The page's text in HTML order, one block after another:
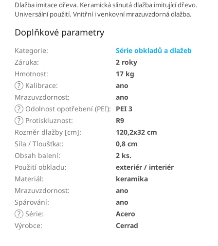
Dlažba imitace dřeva. Keramická slinutá dlažba imitující dřevo.
Universální použití. Vnitřní i venkovní mrazuvzdorná dlažba.
Doplňkové parametry
Kategorie:
Série obkladů a dlažeb
Záruka:
2 roky
Hmotnost:
17 kg
? Kalibrace:
ano
Mrazuvzdornost:
ano
? Odolnost opotřebení (PEI):
PEI 3
? Protiskluznost:
R9
Rozměr dlažby [cm]:
120,2x32 cm
Síla / Tloušťka::
0,8 cm
Obsah balení:
2 ks.
Použití obkladu:
exteriér / interiér
Materiál:
keramika
Mrazuvzdornost:
ano
Spárování:
ano
? Série:
Acero
Výrobce: Cerrad